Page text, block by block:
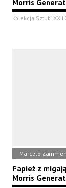
Morris
Kolekcja Sztuki XX i
Marcelo
Papież z
Morris